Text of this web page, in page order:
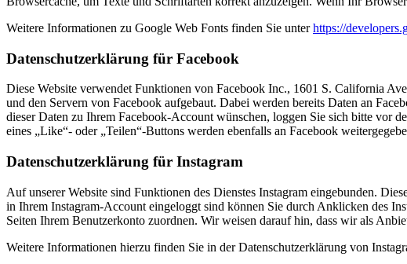
Weitere Informationen zu Google Web Fonts finden Sie unterhttps://
Datenschutzerklärung für Facebook
Diese Website verwendet Funktionen von Facebook Inc., 1601 S. California
und den Servern von Facebook aufgebaut. Dabei werden bereits Daten an
dieser Daten zu Ihrem Facebook-Account wünschen, loggen Sie sich bitte vor
eines „Like“- oder „Teilen“-Buttons werden ebenfalls an Facebook
Datenschutzerklärung für Instagram
Auf unserer Website sind Funktionen des Dienstes Instagram eingebunden.
in Ihrem Instagram-Account eingeloggt sind können Sie durch Anklicken des
Seiten Ihrem Benutzerkonto zuordnen. Wir weisen darauf hin, dass wir als
Weitere Informationen hierzu finden Sie in der Datenschutzerklärung von